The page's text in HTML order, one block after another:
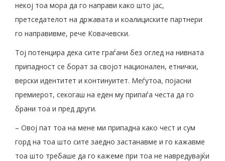
некој тоа мора да го направи како што јас,
претседателот на државата и коалициските партнери
го направивме, рече Ковачевски.
Тој потенцира дека сите граѓани без оглед на нивната
припадност се борат за својот национален, етнички,
верски идентитет и континуитет. Меѓутоа, појасни
премиерот, секогаш на еден му припаѓа честа да го
брани тоа и пред други.
– Овој пат тоа на мене ми припадна како чест и сум
горд на тоа што сите заедно застанавме и го кажавме
тоа што требаше да го кажеме при тоа не навредувајќи